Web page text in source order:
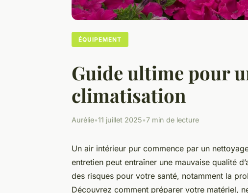
ÉQUIPEMENT
Guide ultime pour
climatisation
Aurélie•11 juillet 2025•7 min de lecture
Un air intérieur pur commence par un
entretien peut entraîner une mauvaise qualité
des risques pour votre santé, notamment la
Découvrez comment préparer votre matériel,